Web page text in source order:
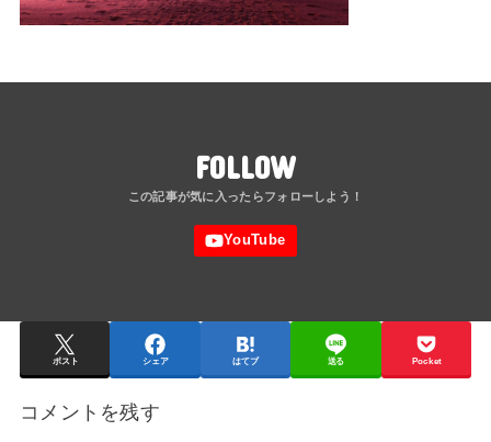
FOLLOW
ポスト シェア はてブ 送る Pocket
コメントを残す